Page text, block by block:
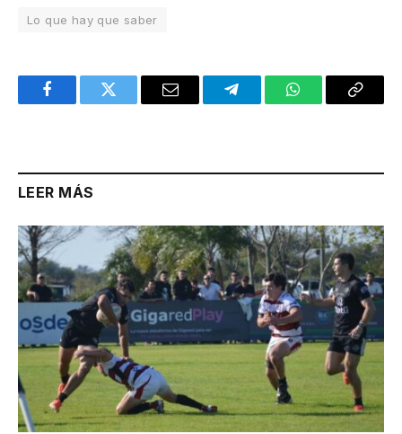
Lo que hay que saber
FacebookTwitter Email TelegramWhatsAppCopy
LEER MÁS